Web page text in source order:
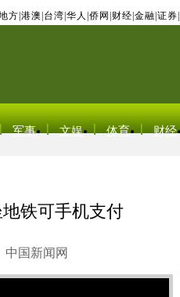
方 港澳 台湾 华人 侨网 财经 金融 证券
军事 文娱 体育 财经
铁可手机支付
中国新闻网